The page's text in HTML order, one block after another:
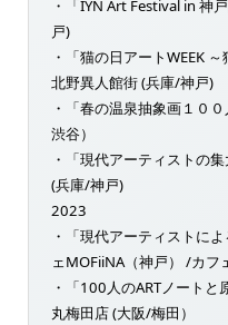
・「IYN Art Festival in 神
戸)
・「猫の日アートWEEK
北野異人館街 (兵庫/神戸)
・「春の温泉抽象画１０
渋谷）
・「現代アーティストの
(兵庫/神戸)
2023
・「現代アーティストに
ェMOFiiNA（神戸） /カフ
・「100人のARTノートと
丸梅田店 (大阪/梅田）